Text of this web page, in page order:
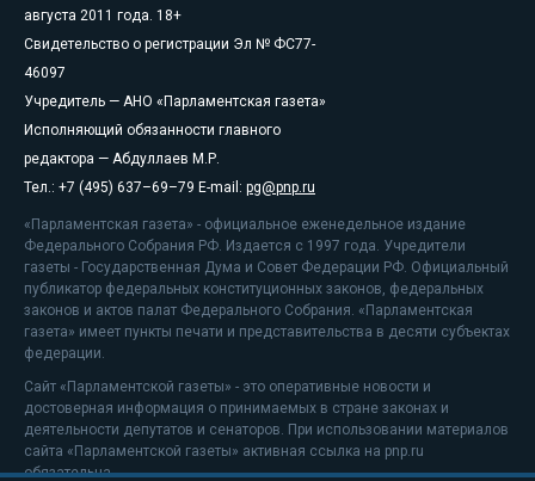
августа 2011 года. 18+
Свидетельство о регистрации Эл № ФС77-
46097
Учредитель — АНО «Парламентская газета»
Исполняющий обязанности главного
редактора — Абдуллаев М.Р.
Тел.: +7 (495) 637–69–79 E-mail: pg@pnp.ru
«Парламентская газета» - официальное еженедельное издание
Федерального Собрания РФ. Издается с 1997 года. Учредители
газеты - Государственная Дума и Совет Федерации РФ. Официальный
публикатор федеральных конституционных законов, федеральных
законов и актов палат Федерального Собрания. «Парламентская
газета» имеет пункты печати и представительства в десяти субъектах
федерации.
Сайт «Парламентской газеты» - это оперативные новости и
достоверная информация о принимаемых в стране законах и
деятельности депутатов и сенаторов. При использовании материалов
сайта «Парламентской газеты» активная ссылка на pnp.ru
обязательна.